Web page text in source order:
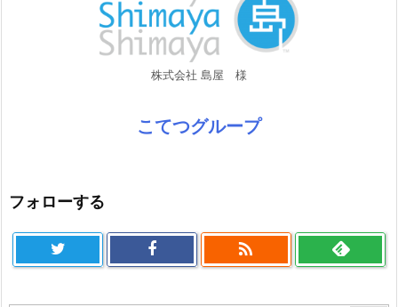
株式会社 島屋 様
こてつグループ
フォローする
